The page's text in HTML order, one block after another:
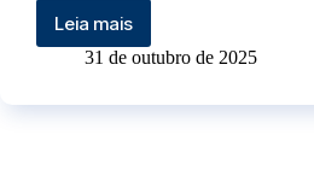
Leia mais
31 de outubro de 2025